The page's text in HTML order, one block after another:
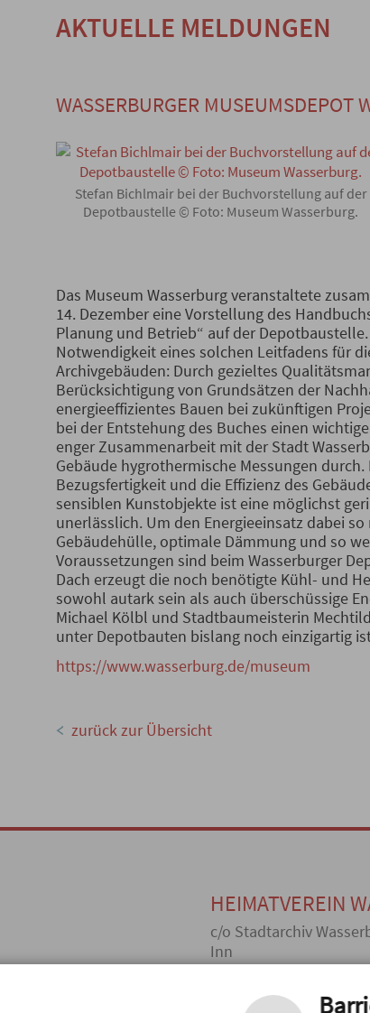
AKTUELLE MELDUNGEN
WASSERBURGER MUSEUMSDEPOT
Stefan Bichlmair bei der Buchvorstellung auf der
Depotbaustelle © Foto: Museum Wasserburg.
Das Museum Wasserburg veranstaltete
14. Dezember eine Vorstellung des
Planung und Betrieb“ auf der
Notwendigkeit eines solchen Leitfadens für
Archivgebäuden: Durch gezieltes
Berücksichtigung von Grundsätzen der
energieeffizientes Bauen bei zukünftigen
bei der Entstehung des Buches einen
enger Zusammenarbeit mit der Stadt
Gebäude hygrothermische Messungen
Bezugsfertigkeit und die Effizienz des
sensiblen Kunstobjekte ist eine möglichst
unerlässlich. Um den Energieeinsatz dabei
Gebäudehülle, optimale Dämmung und so
Voraussetzungen sind beim Wasserburger
Dach erzeugt die noch benötigte Kühl- und
sowohl autark sein als auch überschüssige
Michael Kölbl und Stadtbaumeisterin
unter Depotbauten bislang noch einzigartig
https://www.wasserburg.de/museum
zurück zur Übersicht
HEIMATVEREIN
c/o Stadtarchiv
Inn